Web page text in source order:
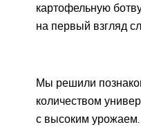
картофельную
на первый взгляд
Мы решили
количеством
с высоким урожаем.